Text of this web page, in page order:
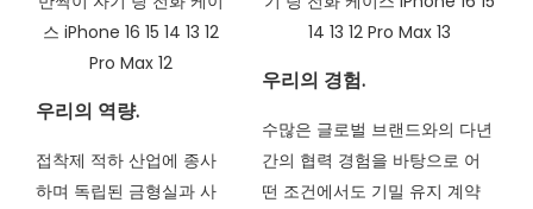
우리의 역량.
접착제 적하 산업에 종사
하며 독립된 금형실과 사
우리의 경험.
수많은 글로벌 브랜드와의 다년
간의 협력 경험을 바탕으로 어
떤 조건에서도 기밀 유지 계약